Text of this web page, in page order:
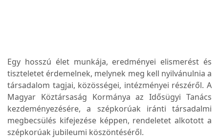
Egy hosszú élet munkája, eredményei elismerést és
tiszteletet érdemelnek, melynek meg kell nyilvánulnia a
társadalom tagjai, közösségei, intézményei részéről. A
Magyar Köztársaság Kormánya az Idősügyi Tanács
kezdeményezésére, a szépkorúak iránti társadalmi
megbecsülés kifejezése képpen, rendeletet alkotott a
szépkorúak jubileumi köszöntéséről.